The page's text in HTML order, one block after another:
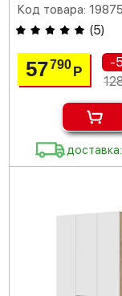
Код товара:
(5)
57790Р
-